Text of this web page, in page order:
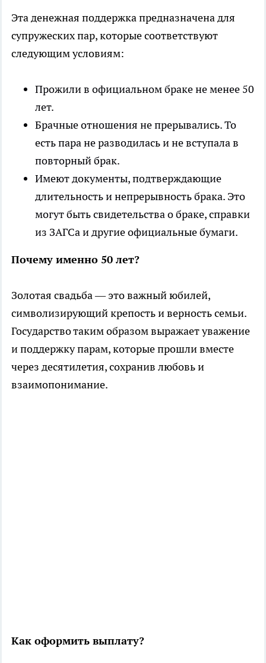
Эта денежная поддержка предназначена для
супружеских пар, которые соответствуют
следующим условиям:
Прожили в официальном браке не менее 50
лет.
Брачные отношения не прерывались. То
есть пара не разводилась и не вступала в
повторный брак.
Имеют документы, подтверждающие
длительность и непрерывность брака. Это
могут быть свидетельства о браке, справки
из ЗАГСа и другие официальные бумаги.
Почему именно 50 лет?
Золотая свадьба — это важный юбилей,
символизирующий крепость и верность семьи.
Государство таким образом выражает уважение
и поддержку парам, которые прошли вместе
через десятилетия, сохранив любовь и
взаимопонимание.
Как оформить выплату?